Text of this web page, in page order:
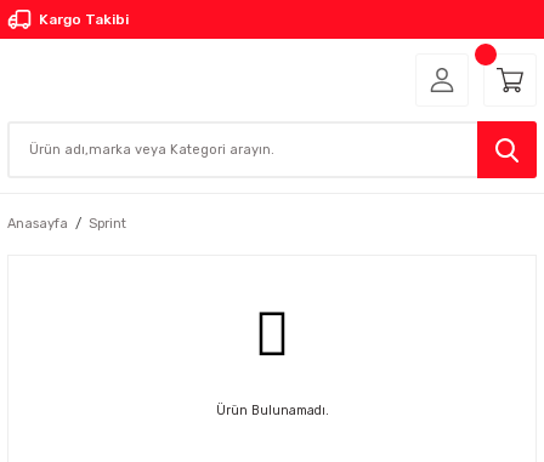
Kargo Takibi
Anasayfa Sprint
Ürün Bulunamadı.